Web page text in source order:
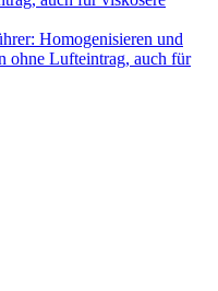
Homogenisieren und
ohne Lufteintrag, auch für